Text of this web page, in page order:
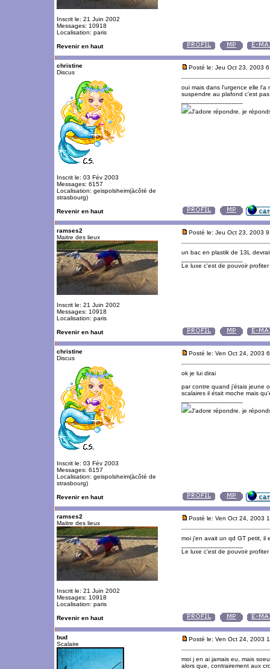
Inscrit le: 21 Juin 2002
Messages: 10918
Localisation: paris
Revenir en haut
christine
Discus
Inscrit le: 03 Fév 2003
Messages: 6157
Localisation: geispolsheim(àcôté de
strasbourg)
Posté le: Jeu Oct 23, 2003
oui mais dans l'urgence elle l'a
suspendre au plafond c'est
J'adore répondre. je
Revenir en haut
ramses2
Maitre des lieux
Inscrit le: 21 Juin 2002
Messages: 10918
Localisation: paris
Posté le: Jeu Oct 23, 2003
un bac en plastik de 13L
Le luxe c'est de pouvoir
Revenir en haut
christine
Discus
Inscrit le: 03 Fév 2003
Messages: 6157
Localisation: geispolsheim(àcôté de
strasbourg)
Posté le: Ven Oct 24, 2003
ok je lui dirai
par contre quand j'étais jeune
scalaires il était moche mais
J'adore répondre. je
Revenir en haut
ramses2
Maitre des lieux
Inscrit le: 21 Juin 2002
Messages: 10918
Localisation: paris
Posté le: Ven Oct 24, 2003
moi j'en avait un qd GT petit, il
Le luxe c'est de pouvoir
Revenir en haut
bud
Scalaire
Posté le: Ven Oct 24, 2003
moi j en ai jamais eu, mais
alors que, contrairement aux